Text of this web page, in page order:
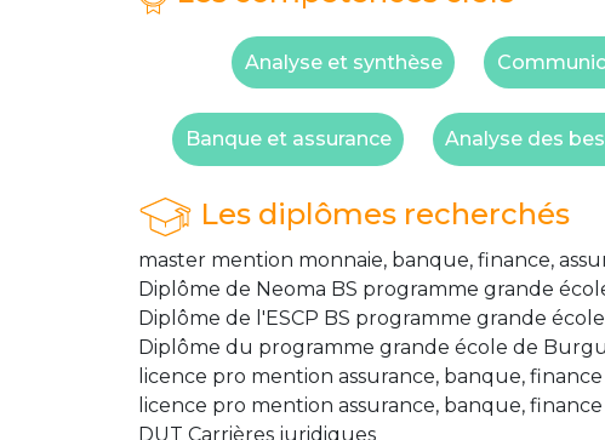
Analyse et synthèse
Banque et assurance Analyse des
Les diplômes recherchés
master mention monnaie, banque, finance,
Diplôme de Neoma BS programme grande
Diplôme de l'ESCP BS programme grande
Diplôme du programme grande école de
licence pro mention assurance, banque,
licence pro mention assurance, banque,
DUT Carrières juridiques